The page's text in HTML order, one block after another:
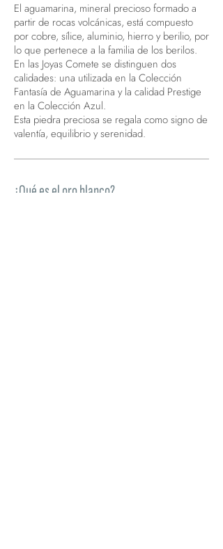
El aguamarina, mineral precioso formado a
partir de rocas volcánicas, está compuesto
por cobre, sílice, aluminio, hierro y berilio, por
lo que pertenece a la familia de los berilos.
En las Joyas Comete se distinguen dos
calidades: una utilizada en la Colección
Fantasía de Aguamarina y la calidad Prestige
en la Colección Azul.
Esta piedra preciosa se regala como signo de
valentía, equilibrio y serenidad.
¿Qué es el oro blanco?